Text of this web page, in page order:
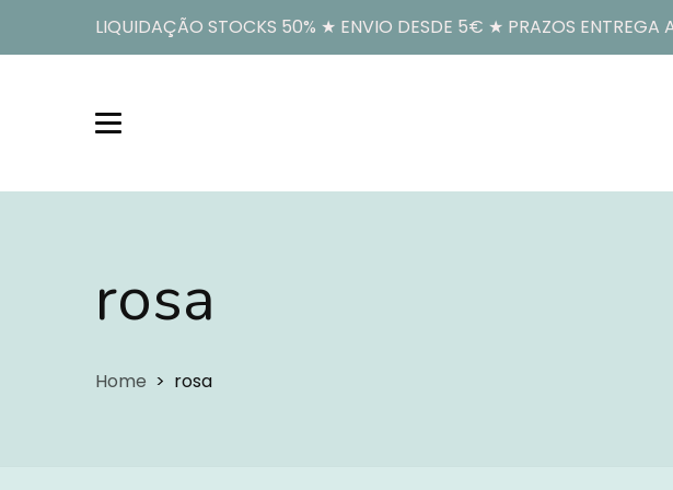
LIQUIDAÇÃO STOCKS 50% ★ ENVIO DESDE 5€ ★ PRAZOS ENTREGA
rosa
Home rosa